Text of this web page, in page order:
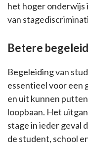
het hoger onderwijs
van
Betere
Begeleiding van
essentieel voor een
en uit kunnen
loopbaan. Het
stage in ieder geval
de student, school